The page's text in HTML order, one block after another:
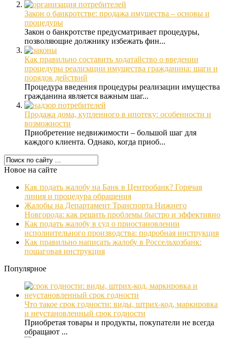
Закон о банкротстве: продажа имущества – основы и
процедуры
Закон о банкротстве предусматривает процедуры,
позволяющие должнику избежать фин...
Как правильно составить ходатайство о введении
процедуры реализации имущества гражданина: шаги и
порядок действий
Процедура введения процедуры реализации имущества
гражданина является важным шаг...
Продажа дома, купленного в ипотеку: особенности и
возможности
Приобретение недвижимости – большой шаг для
каждого клиента. Однако, когда приоб...
Новое на сайте
Как подать жалобу на Банк в Центробанк? Горячая
линия и процедура обращения
Жалобы на Департамент Транспорта Нижнего
Новгорода: как решить проблемы быстро и эффективно
Как подать жалобу в суд о приостановлении
исполнительного производства: подробная инструкция
Как правильно написать жалобу в Россельхозбанк:
пошаговая инструкция
Популярное
Что такое срок годности: виды, штрих-код, маркировка
и неустановленный срок годности
Приобретая товары и продукты, покупатели не всегда
обращают ...